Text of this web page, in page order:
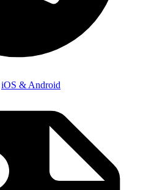
iOS & Android